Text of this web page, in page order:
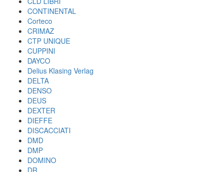
CONTINENTAL
Corteco
CRIMAZ
CTP UNIQUE
CUPPINI
DAYCO
Delius Klasing Verlag
DELTA
DENSO
DEUS
DEXTER
DIEFFE
DISCACCIATI
DMD
DMP
DOMINO
DR